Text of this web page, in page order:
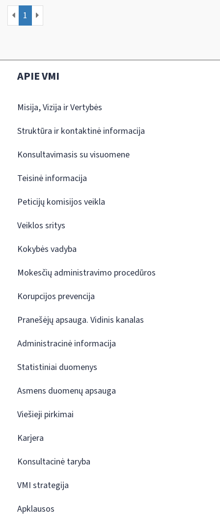
1
APIE VMI
Misija, Vizija ir Vertybės
Struktūra ir kontaktinė informacija
Konsultavimasis su visuomene
Teisinė informacija
Peticijų komisijos veikla
Veiklos sritys
Kokybės vadyba
Mokesčių administravimo procedūros
Korupcijos prevencija
Pranešėjų apsauga. Vidinis kanalas
Administracinė informacija
Statistiniai duomenys
Asmens duomenų apsauga
Viešieji pirkimai
Karjera
Konsultacinė taryba
VMI strategija
Apklausos